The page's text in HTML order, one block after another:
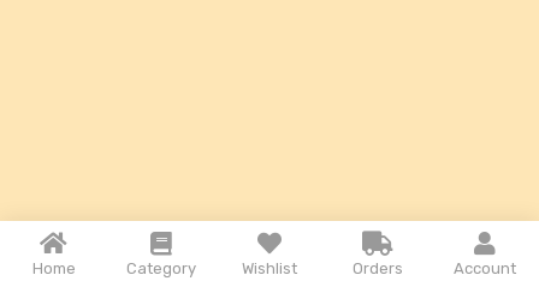
Home Category Wishlist Orders Account